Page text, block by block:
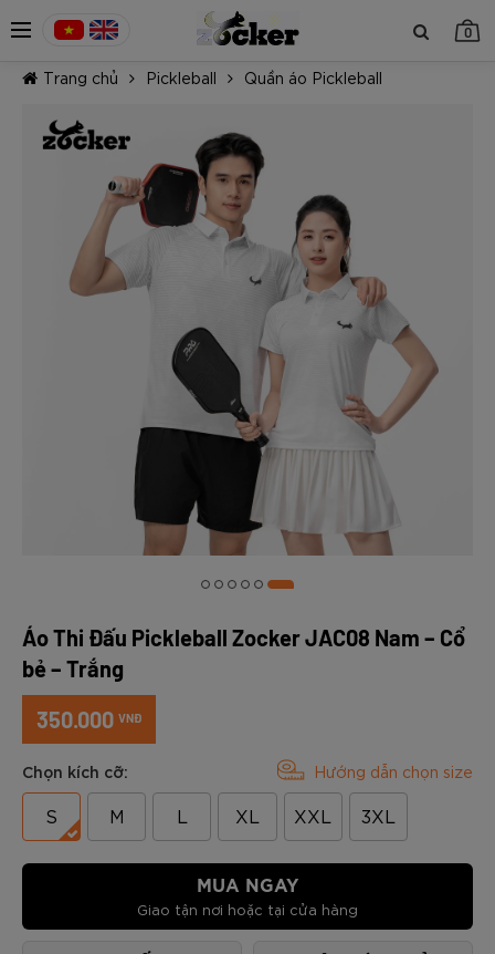
0
TIẾP TỤC MUA HÀNG
Trang chủ Pickleball Quần áo Pickleball
Áo Thi Đấu Pickleball Zocker JAC08 Nam – Cổ
bẻ – Trắng
350.000 VNĐ
Chọn kích cỡ: Hướng dẫn chọn size
S M L XL XXL 3XL
MUA NGAY
Giao tận nơi hoặc tại cửa hàng